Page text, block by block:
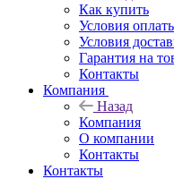
Как купить
Условия
Условия
Гарантия на
Контакты
Компания
Назад
Компания
О компании
Контакты
Контакты